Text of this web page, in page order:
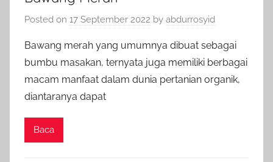
Posted on 17 September 2022 by abdurrosyid
Bawang merah yang umumnya dibuat sebagai
bumbu masakan, ternyata juga memiliki berbagai
macam manfaat dalam dunia pertanian organik,
diantaranya dapat
Baca